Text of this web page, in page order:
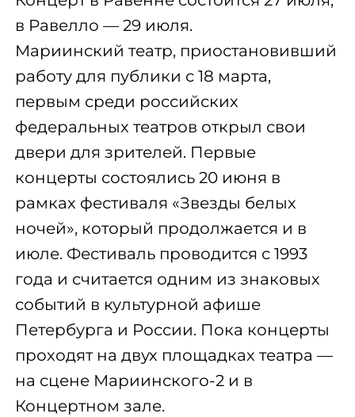
в Равелло — 29 июля.
Мариинский театр, приостановивший
работу для публики с 18 марта,
первым среди российских
федеральных театров открыл свои
двери для зрителей. Первые
концерты состоялись 20 июня в
рамках фестиваля «Звезды белых
ночей», который продолжается и в
июле. Фестиваль проводится с 1993
года и считается одним из знаковых
событий в культурной афише
Петербурга и России. Пока концерты
проходят на двух площадках театра —
на сцене Мариинского-2 и в
Концертном зале.